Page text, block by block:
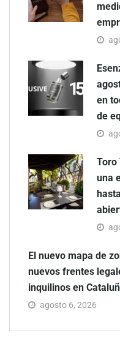
en
de
Toro
una
El nuevo mapa de
nuevos frentes
inquilinos en
agosto 6, 2026